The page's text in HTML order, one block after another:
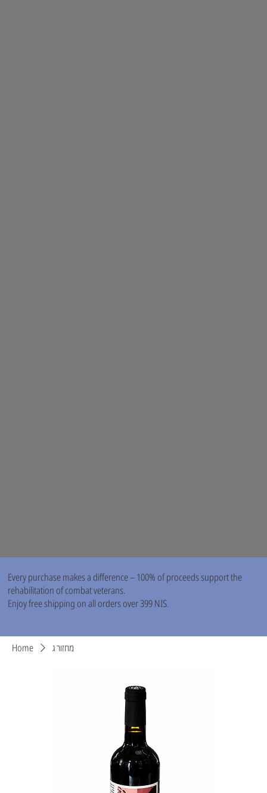
Every purchase makes a difference – 100% of proceeds support the
rehabilitation of combat veterans.
Enjoy free shipping on all orders over 399 NIS.
Home מחזור ג